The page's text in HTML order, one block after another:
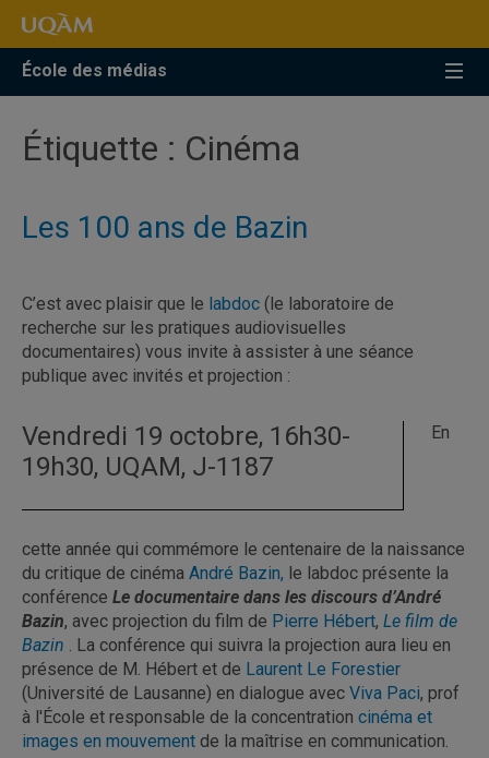
Accéder
recherche
Accéder
menu
pricipal
Accéder
zone
École des médias
Étiquette : Cinéma
Les 100 ans de Bazin
C’est avec plaisir que le labdoc (le laboratoire de
recherche sur les pratiques audiovisuelles
documentaires) vous invite à assister à une séance
publique avec invités et projection :
Vendredi 19 octobre, 16h30-
19h30, UQAM, J-1187
En
cette année qui commémore le centenaire de la naissance
du critique de cinéma André Bazin, le labdoc présente la
conférence Le documentaire dans les discours d’André
Bazin, avec projection du film de Pierre Hébert, Le film de
Bazin . La conférence qui suivra la projection aura lieu en
présence de M. Hébert et de Laurent Le Forestier
(Université de Lausanne) en dialogue avec Viva Paci, prof
à l'École et responsable de la concentration cinéma et
images en mouvement de la maîtrise en communication.